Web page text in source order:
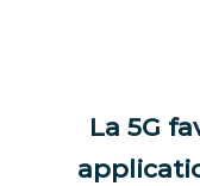
La 5G